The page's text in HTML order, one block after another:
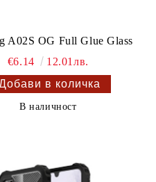
A02S OG Full Glue Glass
€6.14
12.01лв.
В наличност